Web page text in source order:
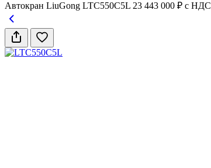
Автокран LiuGong LTC550C5L 23 443 000 ₽ с НДС